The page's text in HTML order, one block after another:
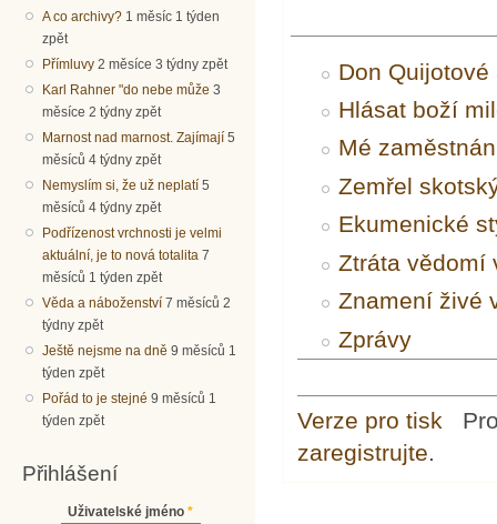
A co archivy? 1 měsíc 1 týden
zpět
Přímluvy 2 měsíce 3 týdny zpět
Karl Rahner "do nebe může 3
měsíce 2 týdny zpět
Marnost nad marnost. Zajímají 5
měsíců 4 týdny zpět
Nemyslím si, že už neplatí 5
měsíců 4 týdny zpět
Podřízenost vrchnosti je velmi
aktuální, je to nová totalita 7
měsíců 1 týden zpět
Věda a náboženství 7 měsíců 2
týdny zpět
Ještě nejsme na dně 9 měsíců 1
týden zpět
Pořád to je stejné 9 měsíců 1
týden zpět
Přihlášení
Uživatelské jméno *
Don
Hlásat boží
Mé
Zemřel
Ekumenické
Ztráta vědomí
Znamení živé
Zprávy
Verze pro tisk
zaregistrujte.